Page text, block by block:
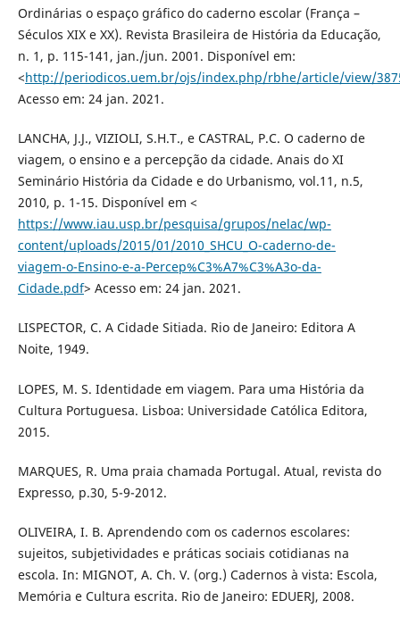
Ordinárias o espaço gráfico do caderno escolar (França –
Séculos XIX e XX). Revista Brasileira de História da Educação,
n. 1, p. 115-141, jan./jun. 2001. Disponível em:
<http://periodicos.uem.br/ojs/index.php/rbhe/article/view/
Acesso em: 24 jan. 2021.
LANCHA, J.J., VIZIOLI, S.H.T., e CASTRAL, P.C. O caderno de
viagem, o ensino e a percepção da cidade. Anais do XI
Seminário História da Cidade e do Urbanismo, vol.11, n.5,
2010, p. 1-15. Disponível em <
https://www.iau.usp.br/pesquisa/grupos/nelac/wp-
content/uploads/2015/01/2010_SHCU_O-caderno-de-
viagem-o-Ensino-e-a-Percep%C3%A7%C3%A3o-da-
Cidade.pdf> Acesso em: 24 jan. 2021.
LISPECTOR, C. A Cidade Sitiada. Rio de Janeiro: Editora A
Noite, 1949.
LOPES, M. S. Identidade em viagem. Para uma História da
Cultura Portuguesa. Lisboa: Universidade Católica Editora,
2015.
MARQUES, R. Uma praia chamada Portugal. Atual, revista do
Expresso, p.30, 5-9-2012.
OLIVEIRA, I. B. Aprendendo com os cadernos escolares:
sujeitos, subjetividades e práticas sociais cotidianas na
escola. In: MIGNOT, A. Ch. V. (org.) Cadernos à vista: Escola,
Memória e Cultura escrita. Rio de Janeiro: EDUERJ, 2008.